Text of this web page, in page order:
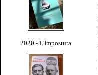
2020 - L'Impostura